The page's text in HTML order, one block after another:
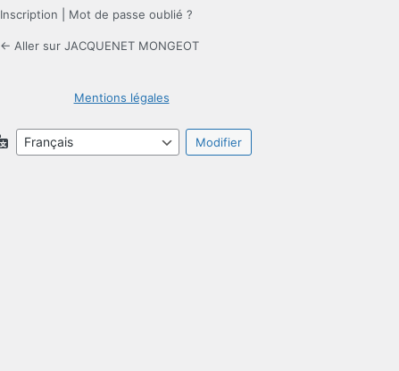
Inscription Mot de passe oublié ?
← Aller sur JACQUENET MONGEOT
Mentions légales
Langue